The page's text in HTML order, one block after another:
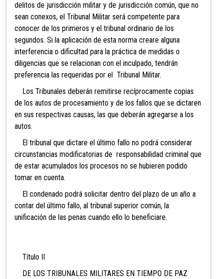
delitos de jurisdicción militar y de jurisdicción común, que no
sean conexos, el Tribunal Militar será competente para
conocer de los primeros y el tribunal ordinario de los
segundos. Si la aplicación de esta norma creare alguna
interferencia o dificultad para la práctica de medidas o
diligencias que se relacionan con el inculpado, tendrán
preferencia las requeridas por el Tribunal Militar.
Los Tribunales deberán remitirse recíprocamente copias
de los autos de procesamiento y de los fallos que se dictaren
en sus respectivas causas, las que deberán agregarse a los
autos.
El tribunal que dictare el último fallo no podrá considerar
circunstancias modificatorias de responsabilidad criminal que
de estar acumulados los procesos no se hubieren podido
tomar en cuenta.
El condenado podrá solicitar dentro del plazo de un año a
contar del último fallo, al tribunal superior común, la
unificación de las penas cuando ello lo beneficiare.
Título II
DE LOS TRIBUNALES MILITARES EN TIEMPO DE PAZ